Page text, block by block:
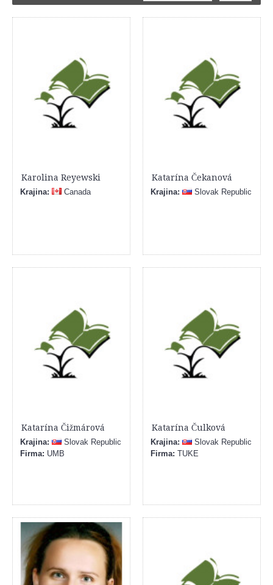
Karolina Reyewski
Krajina: Canada
Katarína Čekanová
Krajina: Slovak Republic
Katarína Čižmárová
Krajina:
Slovak Republic
Firma: UMB
Katarína Čulková
Krajina:
Slovak Republic
Firma: TUKE